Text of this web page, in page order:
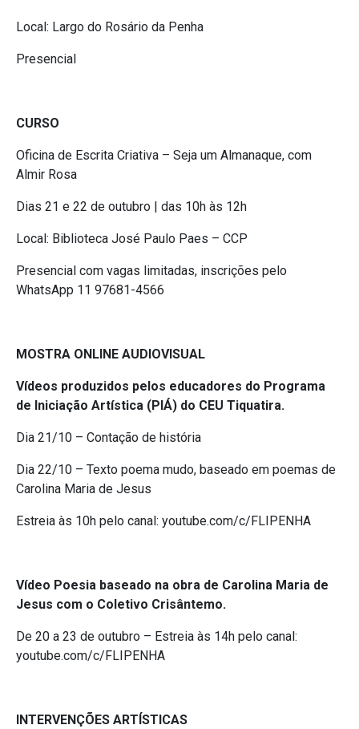
Local: Largo do Rosário da Penha
Presencial
CURSO
Oficina de Escrita Criativa – Seja um Almanaque, com
Almir Rosa
Dias 21 e 22 de outubro | das 10h às 12h
Local: Biblioteca José Paulo Paes – CCP
Presencial com vagas limitadas, inscrições pelo
WhatsApp 11 97681-4566
MOSTRA ONLINE AUDIOVISUAL
Vídeos produzidos pelos educadores do Programa
de Iniciação Artística (PIÁ) do CEU Tiquatira.
Dia 21/10 – Contação de história
Dia 22/10 – Texto poema mudo, baseado em poemas de
Carolina Maria de Jesus
Estreia às 10h pelo canal: youtube.com/c/FLIPENHA
Vídeo Poesia baseado na obra de Carolina Maria de
Jesus com o Coletivo Crisântemo.
De 20 a 23 de outubro – Estreia às 14h pelo canal:
youtube.com/c/FLIPENHA
INTERVENÇÕES ARTÍSTICAS